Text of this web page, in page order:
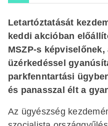
Letartóztatását
keddi akcióban
MSZP-s
üzérkedéssel
parkfenntartási
és panasszal élt a
Az ügyészség